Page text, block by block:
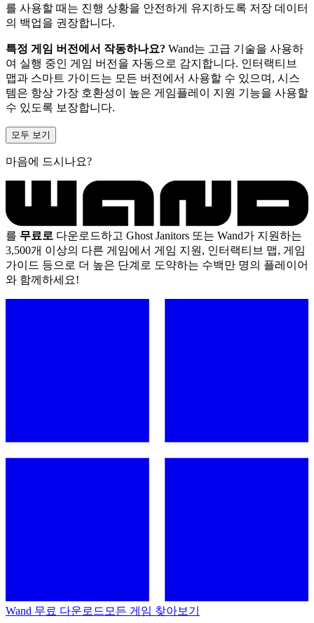
를 사용할 때는 진행 상황을 안전하게 유지하도록 저장 데이터
의 백업을 권장합니다.
특정 게임 버전에서 작동하나요? Wand는 고급 기술을 사용하
여 실행 중인 게임 버전을 자동으로 감지합니다. 인터랙티브
맵과 스마트 가이드는 모든 버전에서 사용할 수 있으며, 시스
템은 항상 가장 호환성이 높은 게임플레이 지원 기능을 사용할
수 있도록 보장합니다.
모두 보기
마음에 드시나요?
를 무료로 다운로드하고 Ghost Janitors 또는 Wand가 지원하는
3,500개 이상의 다른 게임에서 게임 지원, 인터랙티브 맵, 게임
가이드 등으로 더 높은 단계로 도약하는 수백만 명의 플레이어
와 함께하세요!
Wand 무료 다운로드 모든 게임 찾아보기